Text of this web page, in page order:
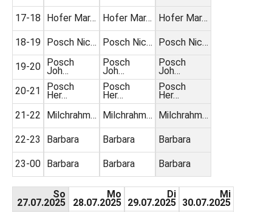
17-18
18-19
19-20
20-21
21-22
22-23
23-00
Hofer Mar…
Posch Nic…
Posch
Joh…
Posch
Her…
Milchrahm…
Barbara
Barbara
Hofer Mar…
Posch Nic…
Posch
Joh…
Posch
Her…
Milchrahm…
Barbara
Barbara
Hofer Mar…
Posch Nic…
Posch
Joh…
Posch
Her…
Milchrahm…
Barbara
Barbara
So
27.07.2025
Mo
28.07.2025
Di
29.07.2025
Mi
30.07.2025